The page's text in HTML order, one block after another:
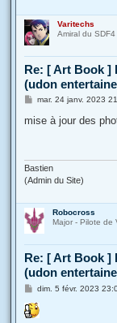
Varitechs
Amiral du SDF4
Re: [ Art Book ]
(udon
M
s
mar. 24 janv. 2023
mise à jour des
Bastien
(Admin du Site)
Robocross
Major - Pilote de
Re: [ Art Book ]
(udon
M
s
s
dim. 5 févr. 2023